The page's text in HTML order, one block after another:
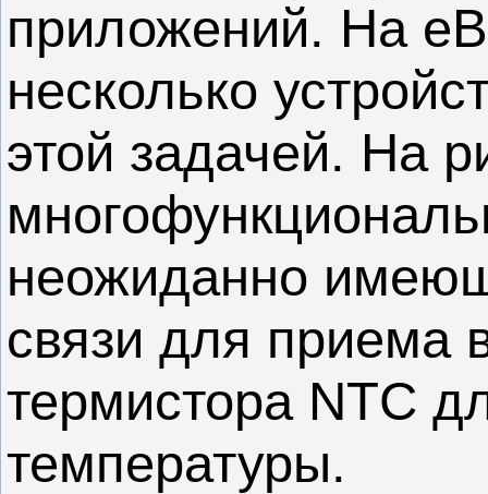
приложений. На
несколько
этой задачей. На
неожиданно
связи для приема
термистора NTC
температуры.